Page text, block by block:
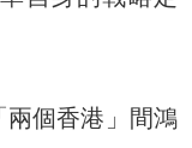
個香港」間鴻